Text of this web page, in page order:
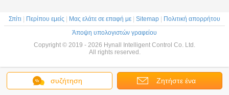
συζήτηση Ζητήστε ένα
Σπίτι Περίπου εμείς Μας ελάτε σε επαφή με Sitemap
Πολιτική απορρήτου
Άποψη υπολογιστών γραφείου
Copyright © 2019 - 2026 Hynall Intelligent Control Co. Ltd.
All rights reserved.